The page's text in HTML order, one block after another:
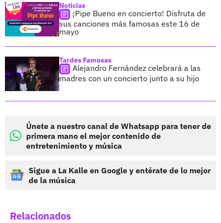
Noticias
¡Pipe Bueno en concierto! Disfruta de
sus canciones más famosas este 16 de
mayo
Tardes Famosas
Alejandro Fernández celebrará a las
madres con un concierto junto a su hijo
Únete a nuestro canal de Whatsapp para tener de
primera mano el mejor contenido de
entretenimiento y música
Sigue a La Kalle en Google y entérate de lo mejor
de la música
Relacionados